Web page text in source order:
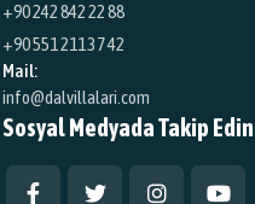
+90 242 842 22 88
+90 551 211 37 42
Mail:
info@dalvillalari.com
Sosyal Medyada Takip Edin